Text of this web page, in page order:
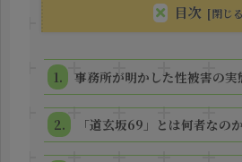
目次
事務所が明かした性被害の実
「道玄坂69」とは何者なの